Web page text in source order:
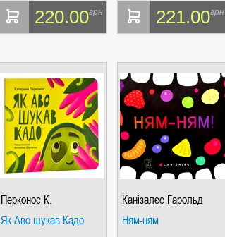
220.00грн 221.00грн
Перконос К.
Як Аво шукав Кадо
Канізалєс Гарольд
Ням-ням